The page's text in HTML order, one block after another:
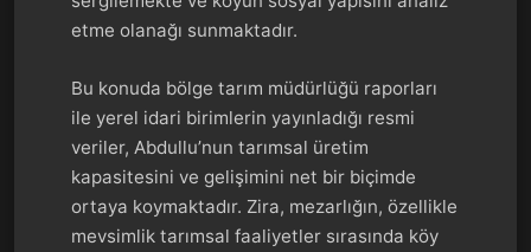
etme olanağı sunmaktadır.
Bu konuda bölge tarım müdürlüğü raporları
ile yerel idari birimlerin yayınladığı resmi
veriler, Abdullu’nun tarımsal üretim
kapasitesini ve gelişimini net bir biçimde
ortaya koymaktadır. Zira, mezarlığın, özellikle
mevsimlik tarımsal faaliyetler sırasında köy